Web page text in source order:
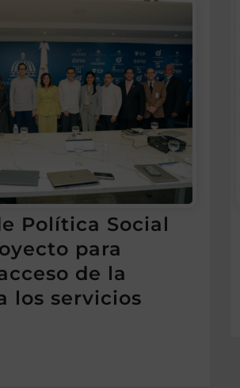
Política Social
para
de la
los servicios